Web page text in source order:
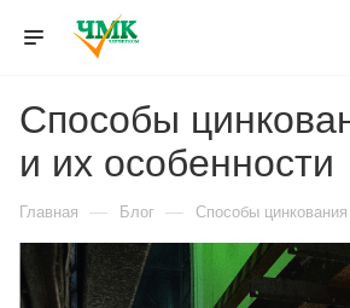
Способы
и их особенности
Главная — Блог — Способы